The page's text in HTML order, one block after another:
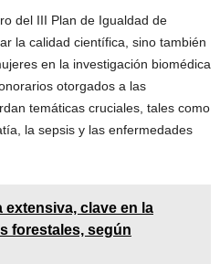
del III Plan de Igualdad de
la calidad científica, sino también
en la investigación biomédica
otorgados a las
temáticas cruciales, tales como
la sepsis y las enfermedades
extensiva, clave en la
forestales, según